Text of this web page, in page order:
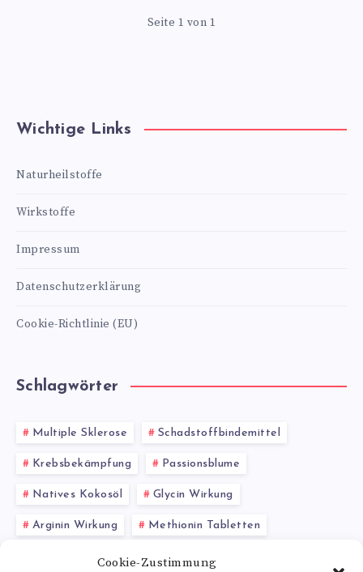
Cookie-Zustimmung
Seite 1 von 1
Wichtige Links
Naturheilstoffe
Wirkstoffe
Impressum
Datenschutzerklärung
Cookie-Richtlinie (EU)
Schlagwörter
Multiple Sklerose Schadstoffbindemittel
Krebsbekämpfung Passionsblume
Natives Kokosöl Glycin Wirkung
Arginin Wirkung Methionin Tabletten
Gesundheitliche Vorteile von Lactonen